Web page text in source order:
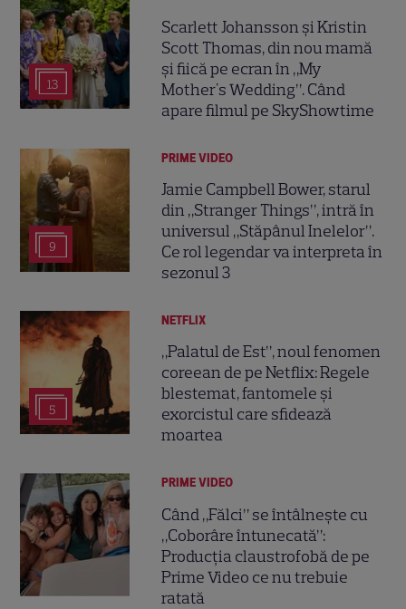
13
Scarlett Johansson și Kristin
Scott Thomas, din nou mamă
și fiică pe ecran în „My
Mother's Wedding”. Când
apare filmul pe SkyShowtime
9
PRIME VIDEO
Jamie Campbell Bower, starul
din „Stranger Things”, intră în
universul „Stăpânul Inelelor”.
Ce rol legendar va interpreta în
sezonul 3
5
NETFLIX
„Palatul de Est”, noul fenomen
coreean de pe Netflix: Regele
blestemat, fantomele și
exorcistul care sfidează
moartea
PRIME VIDEO
Când „Fălci” se întâlnește cu
„Coborâre întunecată”:
Producția claustrofobă de pe
Prime Video ce nu trebuie
ratată